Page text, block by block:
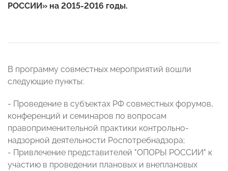
РОССИИ» на 2015-2016 годы.
В программу совместных мероприятий вошли
следующие пункты:
- Проведение в субъектах РФ совместных форумов,
конференций и семинаров по вопросам
правоприменительной практики контрольно-
надзорной деятельности Роспотребнадзора;
- Привлечение представителей "ОПОРЫ РОССИИ" к
участию в проведении плановых и внеплановых